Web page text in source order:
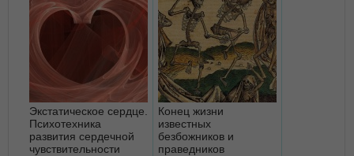
Экстатическое сердце.
Психотехника
развития сердечной
чувствительности
Конец жизни
известных
безбожников и
праведников